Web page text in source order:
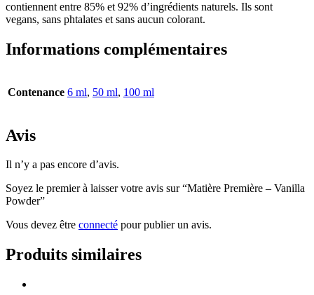
contiennent entre 85% et 92% d’ingrédients naturels. Ils sont
vegans, sans phtalates et sans aucun colorant.
Informations complémentaires
Contenance 6 ml, 50 ml, 100 ml
Avis
Il n’y a pas encore d’avis.
Soyez le premier à laisser votre avis sur “Matière Première – Vanilla
Powder”
Vous devez être connecté pour publier un avis.
Produits similaires